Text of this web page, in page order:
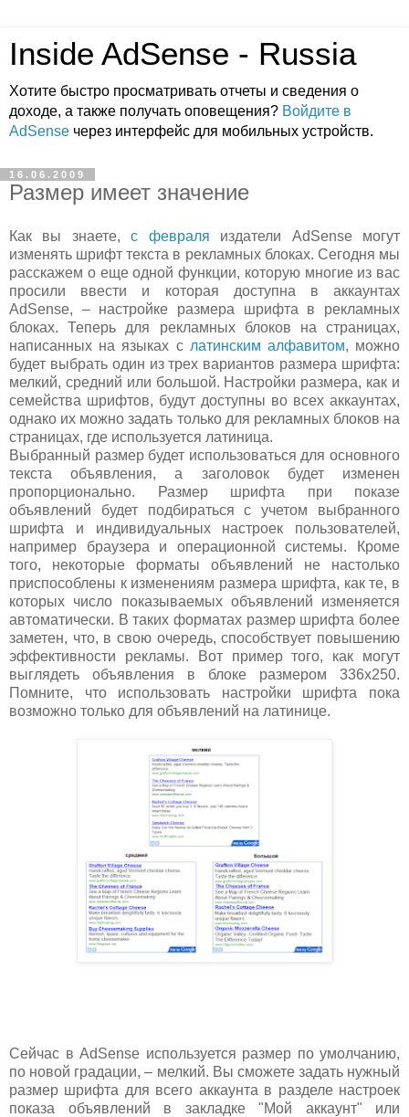
Inside AdSense - Russia
Хотите быстро просматривать отчеты и сведения о
доходе, а также получать оповещения? Войдите в
AdSense через интерфейс для мобильных устройств.
16.06.2009
Размер имеет значение
Как вы знаете,с февраля издатели AdSense могут
изменять шрифт текста в рекламных блоках. Сегодня мы
расскажем о еще одной функции, которую многие из вас
просили ввести и которая доступна в аккаунтах
AdSense, – настройке размера шрифта в рекламных
блоках. Теперь для рекламных блоков на страницах,
написанных на языках с латинским алфавитом, можно
будет выбрать один из трех вариантов размера шрифта:
мелкий, средний или большой. Настройки размера, как и
семейства шрифтов, будут доступны во всех аккаунтах,
однако их можно задать только для рекламных блоков на
страницах, где используется латиница.
Выбранный размер будет использоваться для основного
текста объявления, а заголовок будет изменен
пропорционально. Размер шрифта при показе
объявлений будет подбираться с учетом выбранного
шрифта и индивидуальных настроек пользователей,
например браузера и операционной системы. Кроме
того, некоторые форматы объявлений не настолько
приспособлены к изменениям размера шрифта, как те, в
которых число показываемых объявлений изменяется
автоматически. В таких форматах размер шрифта более
заметен, что, в свою очередь, способствует повышению
эффективности рекламы. Вот пример того, как могут
выглядеть объявления в блоке размером 336x250.
Помните, что использовать настройки шрифта пока
возможно только для объявлений на латинице.
Сейчас в AdSense используется размер по умолчанию,
по новой градации, – мелкий. Вы сможете задать нужный
размер шрифта для всего аккаунта в разделе настроек
показа объявлений в закладке "Мой аккаунт" или